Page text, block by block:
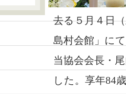
去る５月４日
島村会館」に
当協会会長・
した。享年84